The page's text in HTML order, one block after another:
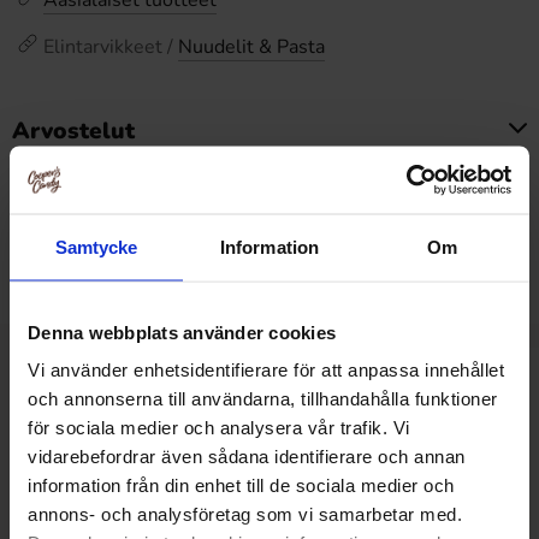
Samtycke Information Om
Denna webbplats använder cookies
Vi använder enhetsidentifierare för att anpassa innehållet
och annonserna till användarna, tillhandahålla funktioner
för sociala medier och analysera vår trafik. Vi
vidarebefordrar även sådana identifierare och annan
information från din enhet till de sociala medier och
annons- och analysföretag som vi samarbetar med.
Elintarvikkeet / Nuudelit & Pasta
Arvostelut
Tällä tuotteella ei ole arvosteluja
Alin hinta viimeisten 30 päivän aikana on3.29 EUR (2026-
08-09 )
Muut pitivät